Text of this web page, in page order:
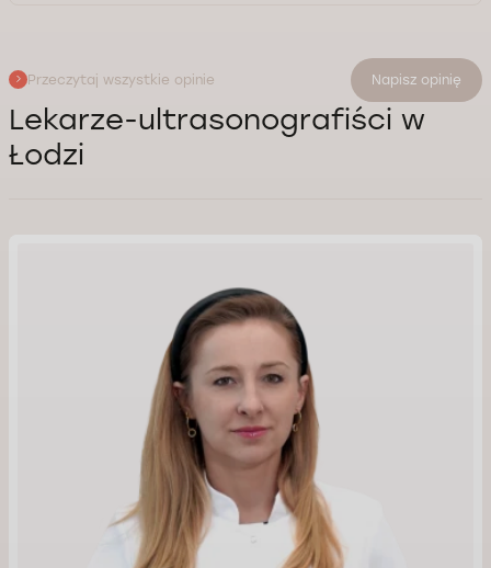
Przeczytaj wszystkie opinie Napisz opinię
Lekarze-ultrasonografiści w
Łodzi